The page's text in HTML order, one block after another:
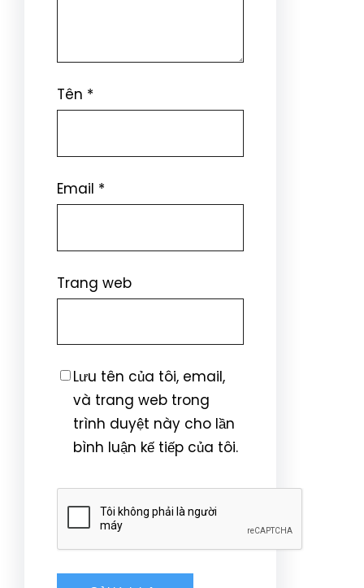
Tên *
Email *
Trang web
Lưu tên của tôi, email,
và trang web trong
trình duyệt này cho lần
bình luận kế tiếp của tôi.